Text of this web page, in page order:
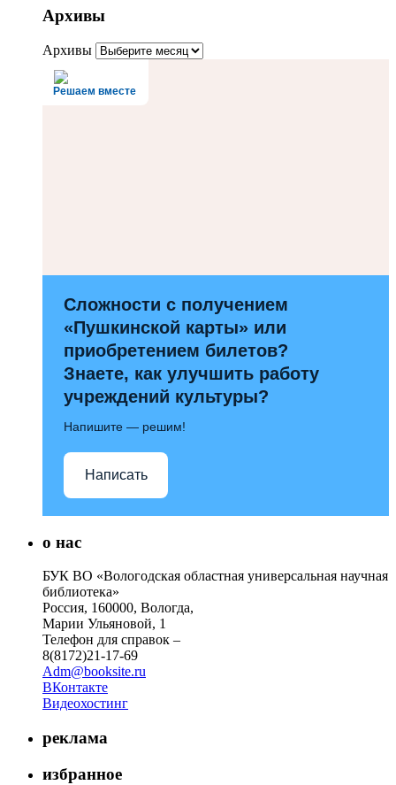
Архивы
Архивы
Решаем вместе
Сложности с получением
«Пушкинской карты» или
приобретением билетов?
Знаете, как улучшить работу
учреждений культуры?
Напишите — решим!
Написать
о нас
БУК ВО «Вологодская областная универсальная научная
библиотека»
Россия, 160000, Вологда,
Марии Ульяновой, 1
Телефон для справок –
8(8172)21-17-69
Adm@booksite.ru
ВКонтакте
Видеохостинг
реклама
избранное